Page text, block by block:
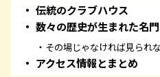
伝統のクラブハウス
数々の歴史が生まれた名
その場じゃなければ見られ
アクセス情報とまとめ